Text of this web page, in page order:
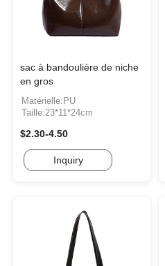
sac à bandoulière de niche
en gros
Matérielle:PU
Taille:23*11*24cm
$2.30-4.50
Inquiry